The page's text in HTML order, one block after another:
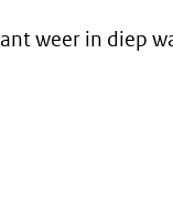
weer in diep